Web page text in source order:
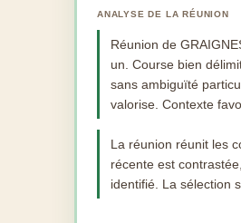
ANALYSE DE LA RÉUNION
Réunion de
un. Course bien
sans ambiguïté
valorise. Contexte
La réunion réunit les
récente est
identifié. La sélection